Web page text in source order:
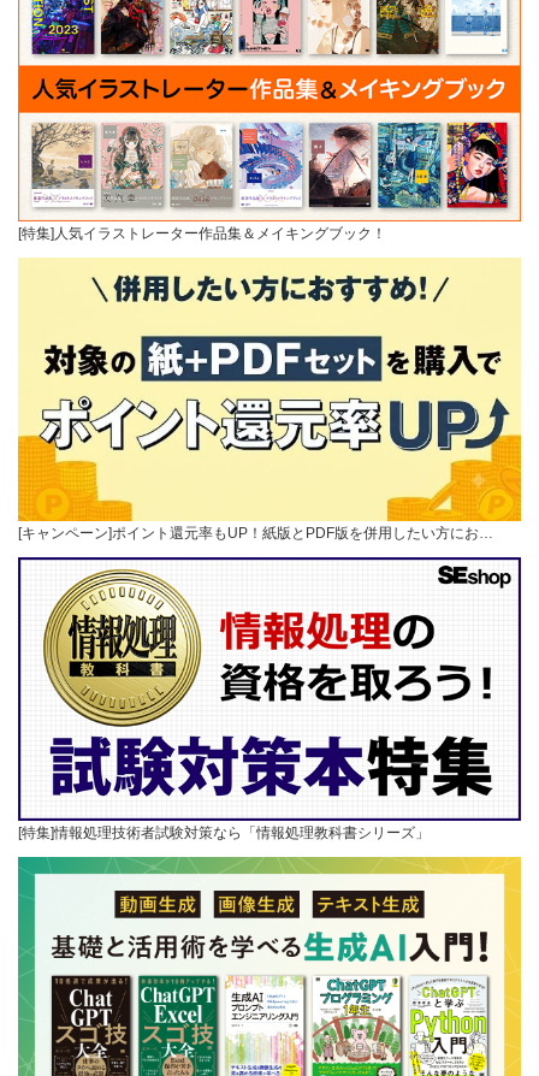
[特集]人気イラストレーター作品集＆メイキングブック！
[キャンペーン]ポイント還元率もUP！紙版とPDF版を併用したい方にお…
[特集]情報処理技術者試験対策なら「情報処理教科書シリーズ」